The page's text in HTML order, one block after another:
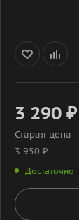
3 290 ₽
Старая цена
3 950₽
Достаточно